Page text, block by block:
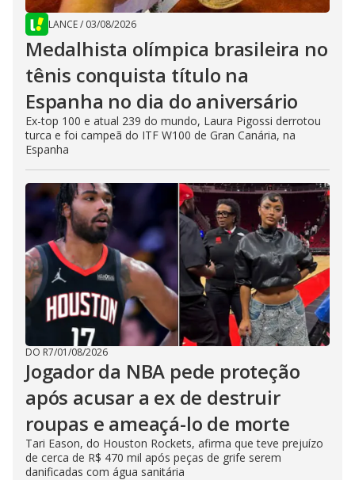
LANCE/ 03/08/2026
Medalhista olímpica brasileira no
tênis conquista título na
Espanha no dia do aniversário
Ex-top 100 e atual 239 do mundo, Laura Pigossi derrotou
turca e foi campeã do ITF W100 de Gran Canária, na
Espanha
DO R7/01/08/2026
Jogador da NBA pede proteção
após acusar a ex de destruir
roupas e ameaçá-lo de morte
Tari Eason, do Houston Rockets, afirma que teve prejuízo
de cerca de R$ 470 mil após peças de grife serem
danificadas com água sanitária